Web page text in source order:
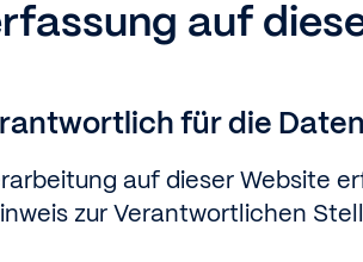
auf
für die
auf dieser Website
zur Verantwortlichen